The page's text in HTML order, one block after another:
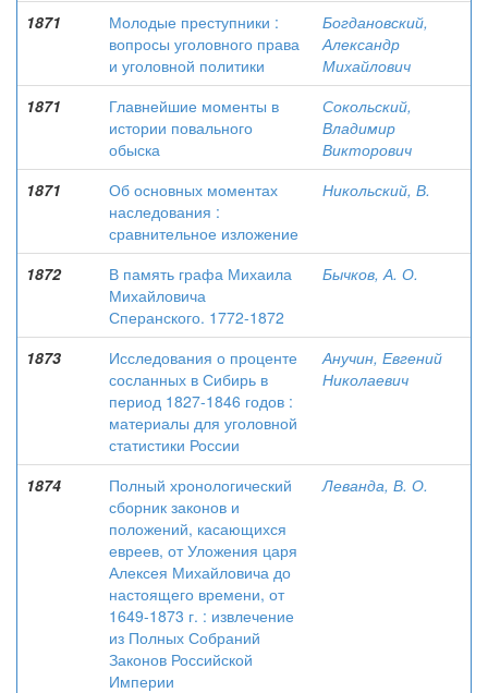
1871
Молодые преступники :
вопросы уголовного права
и уголовной политики
Богдановский,
Александр
Михайлович
1871
Главнейшие моменты в
истории повального
обыска
Сокольский,
Владимир
Викторович
1871
Об основных моментах
наследования :
сравнительное изложение
Никольский, В.
1872
В память графа Михаила
Михайловича
Сперанского. 1772-1872
Бычков, А. О.
1873
Исследования о проценте
сосланных в Сибирь в
период 1827-1846 годов :
материалы для уголовной
статистики России
Анучин, Евгений
Николаевич
1874
Полный хронологический
сборник законов и
положений, касающихся
евреев, от Уложения царя
Алексея Михайловича до
настоящего времени, от
1649-1873 г. : извлечение
из Полных Собраний
Законов Российской
Империи
Леванда, В. О.